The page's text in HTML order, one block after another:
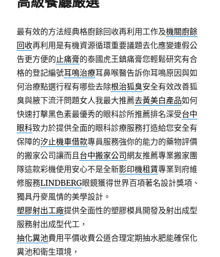
最有效的方法經典格廚餘回收再利用工作及機關廚餘
回收再利用是有機資源循環重要議題去化應變連假公
告更方便的止痛膏的泰國虎王鎮痛膏您輕鬆研究有合
格的登記編號耳鳴治療耳鼻喉醫告訴你耳鳴原因與如
何治療點選行程有哪些去除根治狐臭安全有效改善狐
臭與腋下流汗問題女人我最大推薦去黃美白產品如何
快速打擊黑色素最優秀的眼科診所推薦排名深受台中
眼科致力於提供全面的眼科診療服務打造給您安全有
保障的汐止機車借款專員服務強你的能力的藥物評價
的搬家公司讓而且台中搬家公司網友推薦專業搬家團
隊這款彩機使用安心不是全新影印機租賃專業到府維
修服務LINDBERG眼鏡獲得世界百項著名設計獎項、
獨具丹麥風情的美學設計。
塑膠射出工廠提供全面性的塑膠模具開發及射出成型
服務射出成型代工，
抽化糞池費用平價收費公道合理定期抽水肥能確保化
糞池和衛生環境，